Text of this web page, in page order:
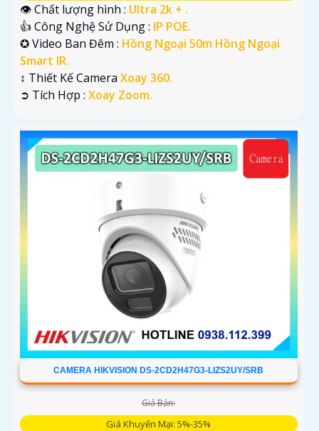
👁 Chất lượng hình : Ultra 2k + .
👍 Công Nghệ Sử Dụng : IP POE.
✪ Video Ban Đêm : Hồng Ngoại 50m Hồng Ngoại
Smart IR.
↕️ Thiết Kế Camera Xoay 360.
️➲ Tích Hợp : Xoay Zoom.
CAMERA HIKVISION DS-2CD2H47G3-LIZS2UY/SRB
Giá Bán:
Giá Khuyến Mại: 5%-35%